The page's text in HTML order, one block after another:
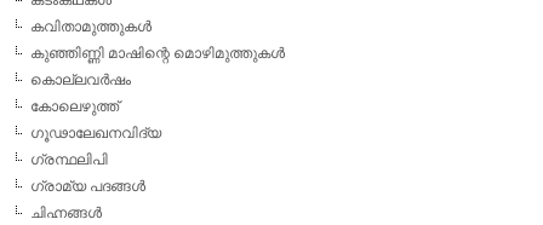
കവിതാമുത്തുകള്‍
കുഞ്ഞിണ്ണി മാഷിന്റെ മൊഴിമുത്തുകള്‍
കൊല്ലവര്‍ഷം
കോലെഴുത്ത്
ഗൂഢാലേഖനവിദ്യ
ഗ്രന്ഥലിപി
ഗ്രാമ്യ പദങ്ങള്‍
ചിഹ്നങ്ങള്‍